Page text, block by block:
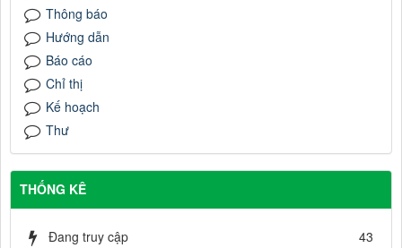
Thông báo
Hướng dẫn
Báo cáo
Chỉ thị
Kế hoạch
Thư
THỐNG KÊ
Đang truy cập 43